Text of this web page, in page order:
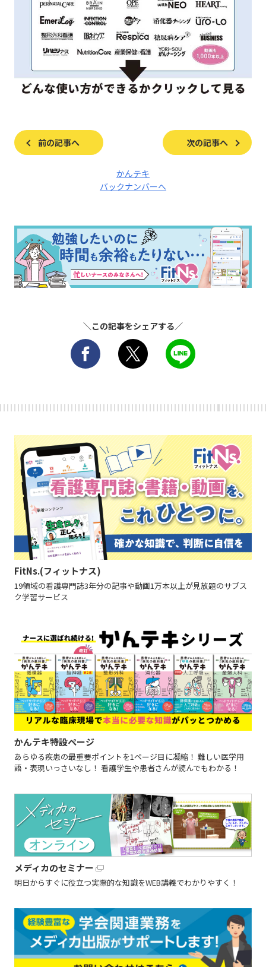
前の記事へ 次の記事へ
かんテキ
バックナンバーへ
＼この記事をシェアする／
FitNs.(フィットナス)
19領域の看護専門誌3年分の記事や動画1万本以上が見放題のサブス
ク学習サービス
かんテキ特設ページ
あらゆる疾患の最重要ポイントを1ページ目に凝縮！ 難しい医学用
語・表現いっさいなし！ 看護学生や患者さんが読んでもわかる！
メディカのセミナー
明日からすぐに役立つ実際的な知識をWEB講義でわかりやすく！